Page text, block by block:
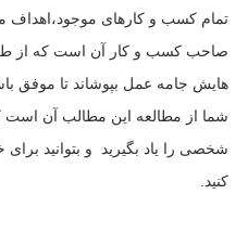
تمام کسب و کارهای موجود،اهداف
صاحب کسب و کار آن است که از
هایش جامه عمل بپوشاند تا موفق
شما از مطالعه این مطالب آن است
شخصی را یاد بگیرید و بتوانید
کنید.